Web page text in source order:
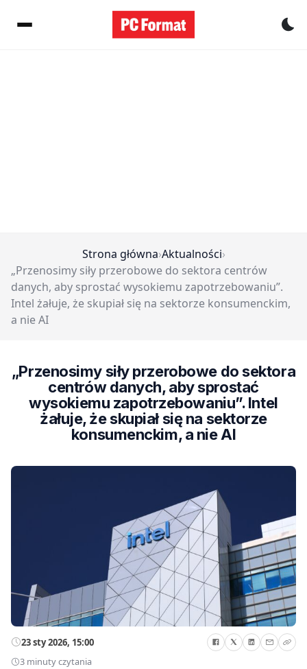
Strona główna›Aktualności›
„Przenosimy siły przerobowe do sektora centrów
danych, aby sprostać wysokiemu zapotrzebowaniu”.
Intel żałuje, że skupiał się na sektorze konsumenckim,
a nie AI
„Przenosimy siły przerobowe do sektora
centrów danych, aby sprostać
wysokiemu zapotrzebowaniu”. Intel
żałuje, że skupiał się na sektorze
konsumenckim, a nie AI
23 sty 2026, 15:00
3 minuty czytania